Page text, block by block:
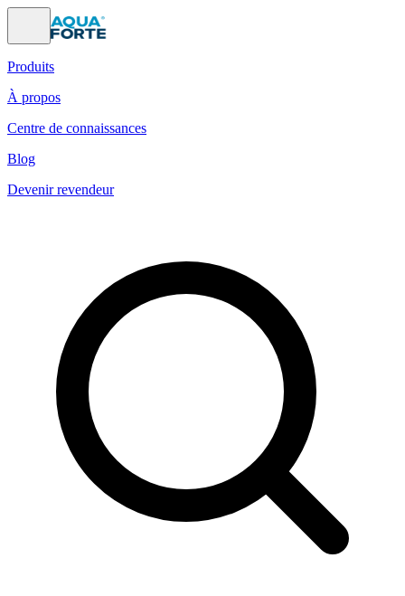
Produits
À propos
Centre de connaissances
Blog
Devenir revendeur